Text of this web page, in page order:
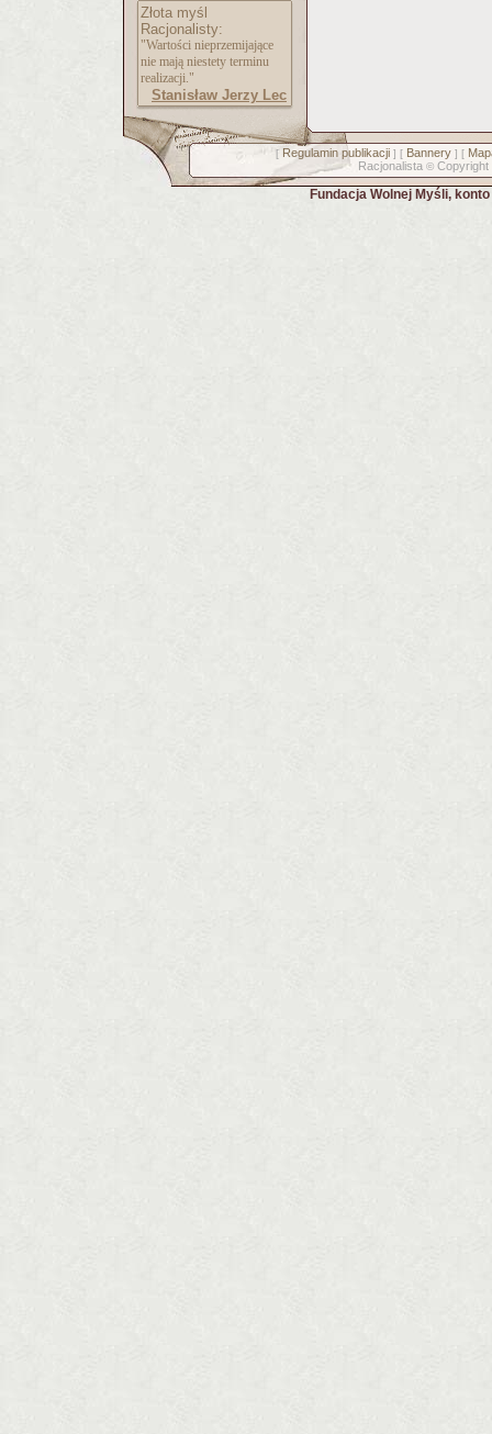
Złota myśl
Racjonalisty:
"Wartości nieprzemijające
nie mają niestety terminu
realizacji."
Stanisław Jerzy Lec
[ Regulamin publikacji] [ Bannery] [
Racjonalista © Copyright
Fundacja Wolnej Myśli,